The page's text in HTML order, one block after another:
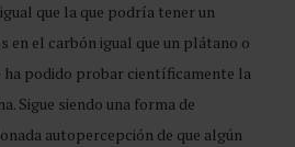
que la que podría tener un
en el carbón igual que un plátano o
ha podido probar científicamente la
Sigue siendo una forma de
autopercepción de que algún